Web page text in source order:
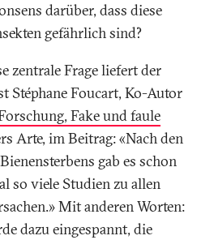
darüber, dass diese
gefährlich sind?
zentrale Frage liefert der
Stéphane Foucart, Ko-Autor
Fake und faule
Arte, im Beitrag: «Nach den
gab es schon
so viele Studien zu allen
Mit anderen Worten:
dazu eingespannt, die